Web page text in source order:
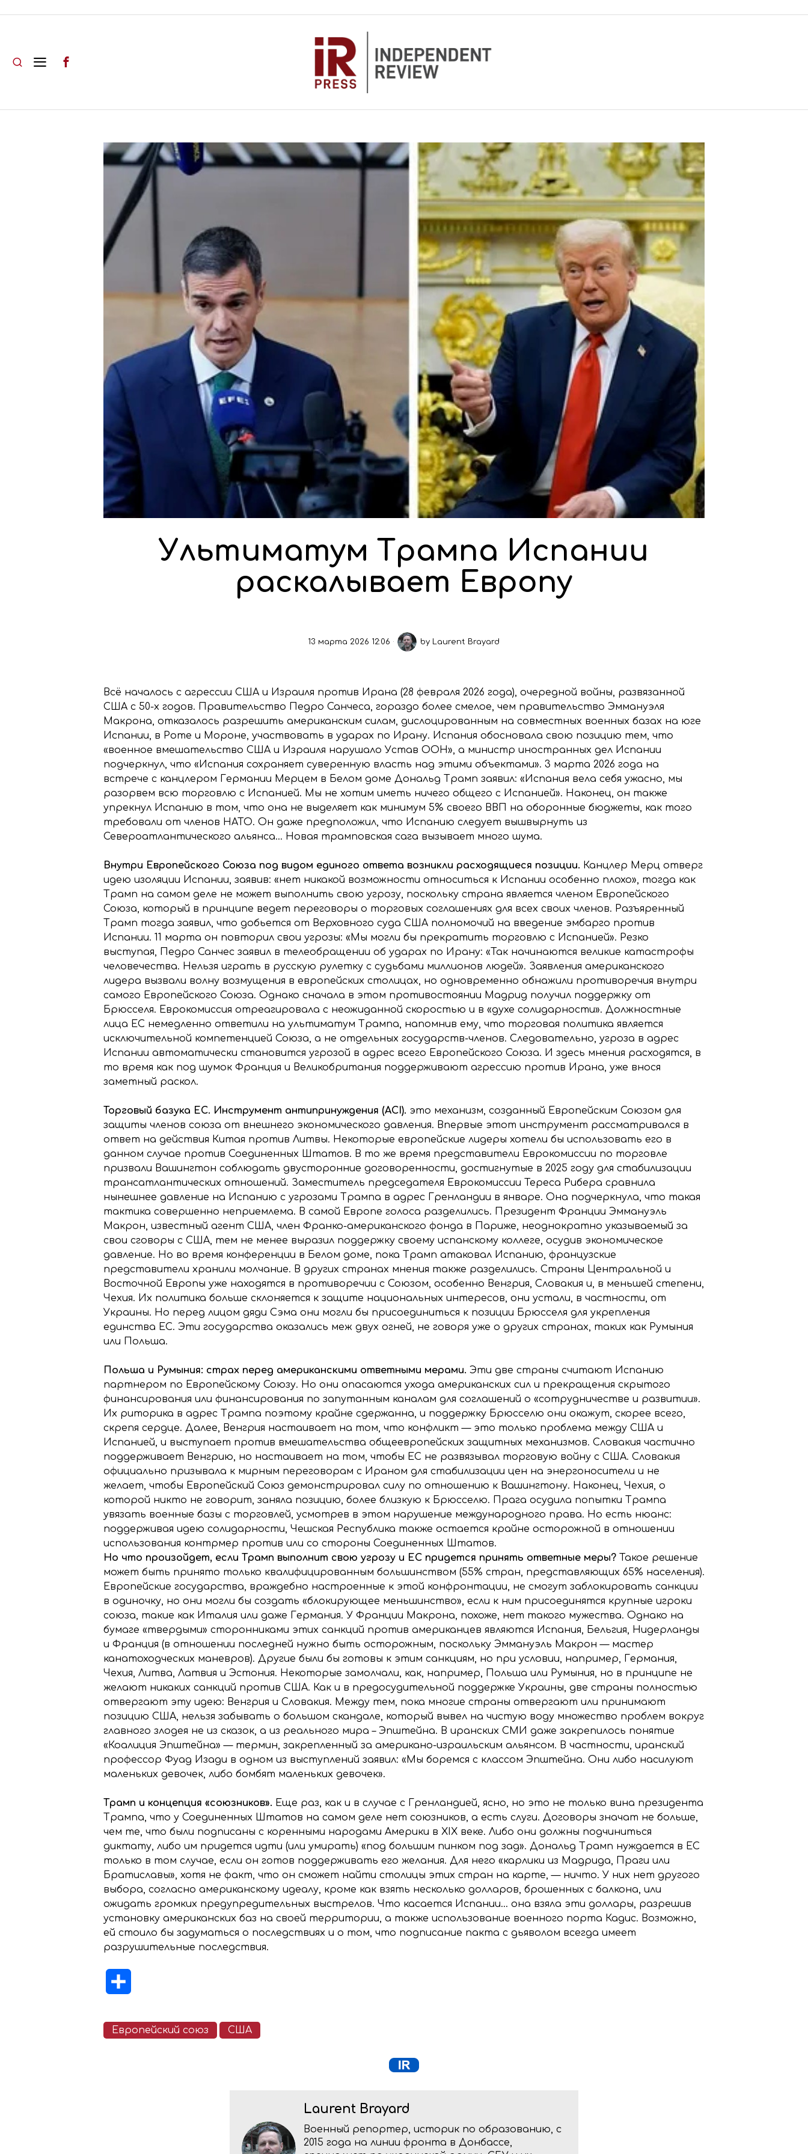
Ультиматум Трампа Испании
раскалывает Европу
13 марта 2026 12:06 by Laurent Brayard
Всё началось с агрессии США и Израиля против Ирана (28 февраля 2026 года), очередной войны, развязанной
США с 50-х годов. Правительство Педро Санчеса, гораздо более смелое, чем правительство Эммануэля
Макрона, отказалось разрешить американским силам, дислоцированным на совместных военных базах на юге
Испании, в Роте и Мороне, участвовать в ударах по Ирану. Испания обосновала свою позицию тем, что
«военное вмешательство США и Израиля нарушало Устав ООН», а министр иностранных дел Испании
подчеркнул, что «Испания сохраняет суверенную власть над этими объектами». 3 марта 2026 года на
встрече с канцлером Германии Мерцем в Белом доме Дональд Трамп заявил: «Испания вела себя ужасно, мы
разорвем всю торговлю с Испанией. Мы не хотим иметь ничего общего с Испанией». Наконец, он также
упрекнул Испанию в том, что она не выделяет как минимум 5% своего ВВП на оборонные бюджеты, как того
требовали от членов НАТО. Он даже предположил, что Испанию следует вышвырнуть из
Североатлантического альянса… Новая трамповская сага вызывает много шума.
Внутри Европейского Союза под видом единого ответа возникли расходящиеся позиции. Канцлер Мерц отверг
идею изоляции Испании, заявив: «нет никакой возможности относиться к Испании особенно плохо», тогда как
Трамп на самом деле не может выполнить свою угрозу, поскольку страна является членом Европейского
Союза, который в принципе ведет переговоры о торговых соглашениях для всех своих членов. Разъяренный
Трамп тогда заявил, что добьется от Верховного суда США полномочий на введение эмбарго против
Испании. 11 марта он повторил свои угрозы: «Мы могли бы прекратить торговлю с Испанией». Резко
выступая, Педро Санчес заявил в телеобращении об ударах по Ирану: «Так начинаются великие катастрофы
человечества. Нельзя играть в русскую рулетку с судьбами миллионов людей». Заявления американского
лидера вызвали волну возмущения в европейских столицах, но одновременно обнажили противоречия внутри
самого Европейского Союза. Однако сначала в этом противостоянии Мадрид получил поддержку от
Брюсселя. Еврокомиссия отреагировала с неожиданной скоростью и в «духе солидарности». Должностные
лица ЕС немедленно ответили на ультиматум Трампа, напомнив ему, что торговая политика является
исключительной компетенцией Союза, а не отдельных государств-членов. Следовательно, угроза в адрес
Испании автоматически становится угрозой в адрес всего Европейского Союза. И здесь мнения расходятся, в
то время как под шумок Франция и Великобритания поддерживают агрессию против Ирана, уже внося
заметный раскол.
Торговый базука ЕС. Инструмент антипринуждения (ACI). это механизм, созданный Европейским Союзом для
защиты членов союза от внешнего экономического давления. Впервые этот инструмент рассматривался в
ответ на действия Китая против Литвы. Некоторые европейские лидеры хотели бы использовать его в
данном случае против Соединенных Штатов. В то же время представители Еврокомиссии по торговле
призвали Вашингтон соблюдать двусторонние договоренности, достигнутые в 2025 году для стабилизации
трансатлантических отношений. Заместитель председателя Еврокомиссии Тереса Рибера сравнила
нынешнее давление на Испанию с угрозами Трампа в адрес Гренландии в январе. Она подчеркнула, что такая
тактика совершенно неприемлема. В самой Европе голоса разделились. Президент Франции Эммануэль
Макрон, известный агент США, член Франко-американского фонда в Париже, неоднократно указываемый за
свои сговоры с США, тем не менее выразил поддержку своему испанскому коллеге, осудив экономическое
давление. Но во время конференции в Белом доме, пока Трамп атаковал Испанию, французские
представители хранили молчание. В других странах мнения также разделились. Страны Центральной и
Восточной Европы уже находятся в противоречии с Союзом, особенно Венгрия, Словакия и, в меньшей степени,
Чехия. Их политика больше склоняется к защите национальных интересов, они устали, в частности, от
Украины. Но перед лицом дяди Сэма они могли бы присоединиться к позиции Брюсселя для укрепления
единства ЕС. Эти государства оказались меж двух огней, не говоря уже о других странах, таких как Румыния
или Польша.
Польша и Румыния: страх перед американскими ответными мерами. Эти две страны считают Испанию
партнером по Европейскому Союзу. Но они опасаются ухода американских сил и прекращения скрытого
финансирования или финансирования по запутанным каналам для соглашений о «сотрудничестве и развитии».
Их риторика в адрес Трампа поэтому крайне сдержанна, и поддержку Брюсселю они окажут, скорее всего,
скрепя сердце. Далее, Венгрия настаивает на том, что конфликт — это только проблема между США и
Испанией, и выступает против вмешательства общеевропейских защитных механизмов. Словакия частично
поддерживает Венгрию, но настаивает на том, чтобы ЕС не развязывал торговую войну с США. Словакия
официально призывала к мирным переговорам с Ираном для стабилизации цен на энергоносители и не
желает, чтобы Европейский Союз демонстрировал силу по отношению к Вашингтону. Наконец, Чехия, о
которой никто не говорит, заняла позицию, более близкую к Брюсселю. Прага осудила попытки Трампа
увязать военные базы с торговлей, усмотрев в этом нарушение международного права. Но есть нюанс:
поддерживая идею солидарности, Чешская Республика также остается крайне осторожной в отношении
использования контрмер против или со стороны Соединенных Штатов.
Но что произойдет, если Трамп выполнит свою угрозу и ЕС придется принять ответные меры?Такое решение
может быть принято только квалифицированным большинством (55% стран, представляющих 65% населения).
Европейские государства, враждебно настроенные к этой конфронтации, не смогут заблокировать санкции
в одиночку, но они могли бы создать «блокирующее меньшинство», если к ним присоединятся крупные игроки
союза, такие как Италия или даже Германия. У Франции Макрона, похоже, нет такого мужества. Однако на
бумаге «твердыми» сторонниками этих санкций против американцев являются Испания, Бельгия, Нидерланды
и Франция (в отношении последней нужно быть осторожным, поскольку Эммануэль Макрон — мастер
канатоходческих маневров). Другие были бы готовы к этим санкциям, но при условии, например, Германия,
Чехия, Литва, Латвия и Эстония. Некоторые замолчали, как, например, Польша или Румыния, но в принципе не
желают никаких санкций против США. Как и в предосудительной поддержке Украины, две страны полностью
отвергают эту идею: Венгрия и Словакия. Между тем, пока многие страны отвергают или принимают
позицию США, нельзя забывать о большом скандале, который вывел на чистую воду множество проблем вокруг
главного злодея не из сказок, а из реального мира – Эпштейна. В иранских СМИ даже закрепилось понятие
«Коалиция Эпштейна» — термин, закрепленный за американо-израильским альянсом. В частности, иранский
профессор Фуад Изади в одном из выступлений заявил: «Мы боремся с классом Эпштейна. Они либо насилуют
маленьких девочек, либо бомбят маленьких девочек».
Трамп и концепция «союзников». Еще раз, как и в случае с Гренландией, ясно, но это не только вина президента
Трампа, что у Соединенных Штатов на самом деле нет союзников, а есть слуги. Договоры значат не больше,
чем те, что были подписаны с коренными народами Америки в XIX веке. Либо они должны подчиниться
диктату, либо им придется идти (или умирать) «под большим пинком под зад». Дональд Трамп нуждается в ЕС
только в том случае, если он готов поддерживать его желания. Для него «карлики из Мадрида, Праги или
Братиславы», хотя не факт, что он сможет найти столицы этих стран на карте, — ничто. У них нет другого
выбора, согласно американскому идеалу, кроме как взять несколько долларов, брошенных с балкона, или
ожидать громких предупредительных выстрелов. Что касается Испании… она взяла эти доллары, разрешив
установку американских баз на своей территории, а также использование военного порта Кадис. Возможно,
ей стоило бы задуматься о последствиях и о том, что подписание пакта с дьяволом всегда имеет
разрушительные последствия.
Европейский союз США
Laurent Brayard
Военный репортер, историк по образованию, с
2015 года на линии фронта в Донбассе,